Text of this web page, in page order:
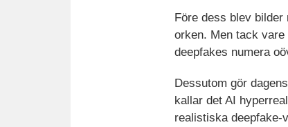
Före dess blev bilder
orken. Men tack
deepfakes numera
Dessutom gör
kallar det AI
realistiska deepfake-